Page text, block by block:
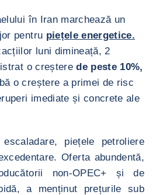
în Iran marchează un
pentru piețele energetice.
luni dimineață, 2
o creșterede peste 10%,
o creștere a primei de risc
imediate și concrete ale
piețele petroliere
Oferta abundentă,
non-OPEC+ și de
a menținut prețurile sub